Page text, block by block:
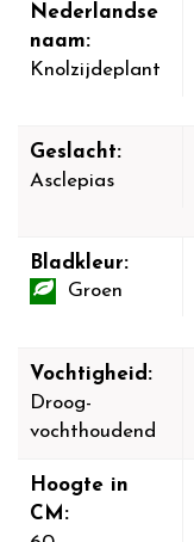
Nederlandse
naam:
Knolzijdeplant
Geslacht:
Asclepias
Bladkleur:
Groen
Vochtigheid:
Droog-
vochthoudend
Hoogte in
CM: